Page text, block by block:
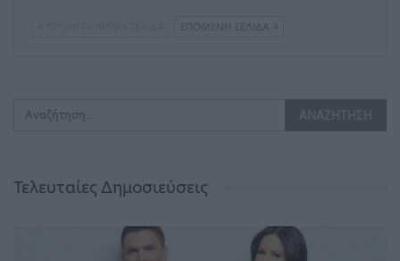
ΕΠΌΜΕΝΗ ΣΕΛΊΔΑ
Τελευταίες Δημοσιεύσεις